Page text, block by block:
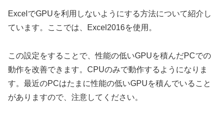
ExcelでGPUを利用しないようにする方法について紹介し
ています。ここでは、Excel2016を使用。
この設定をすることで、性能の低いGPUを積んだPCでの
動作を改善できます。CPUのみで動作するようになりま
す。最近のPCはたまに性能の低いGPUを積んでいること
がありますので、注意してください。